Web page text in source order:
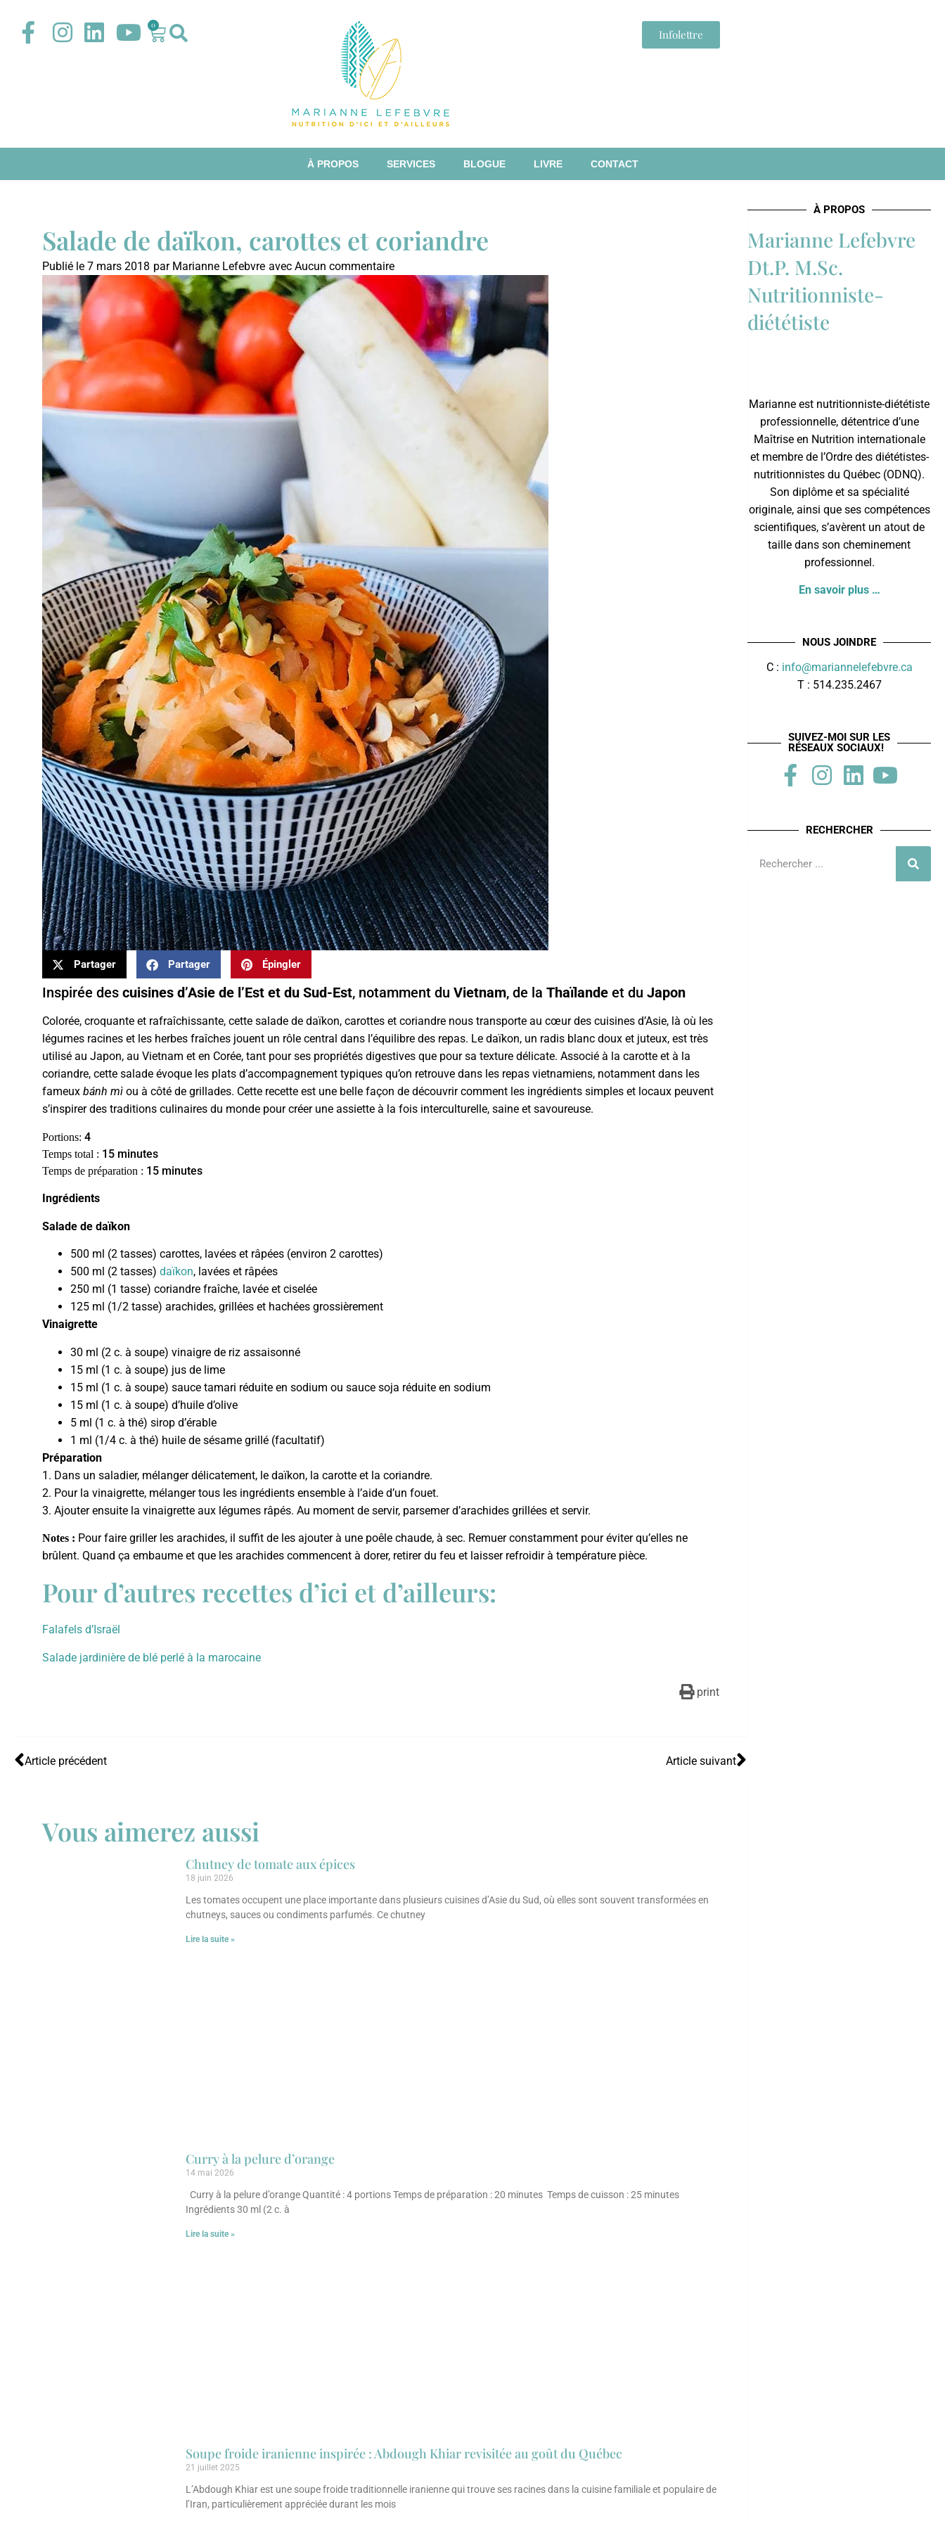
0
Infolettre
À PROPOS SERVICES BLOGUE LIVRE CONTACT
Salade de daïkon, carottes et coriandre
Publié le 7 mars 2018 par Marianne Lefebvre avec Aucun commentaire
Partager Partager Épingler
Inspirée des cuisines d’Asie de l’Est et du Sud-Est, notamment du Vietnam, de la Thaïlande et du Japon
Colorée, croquante et rafraîchissante, cette salade de daïkon, carottes et coriandre nous transporte au cœur des cuisines d’Asie, là où les
légumes racines et les herbes fraîches jouent un rôle central dans l’équilibre des repas. Le daïkon, un radis blanc doux et juteux, est très
utilisé au Japon, au Vietnam et en Corée, tant pour ses propriétés digestives que pour sa texture délicate. Associé à la carotte et à la
coriandre, cette salade évoque les plats d’accompagnement typiques qu’on retrouve dans les repas vietnamiens, notamment dans les
fameux bánh mì ou à côté de grillades. Cette recette est une belle façon de découvrir comment les ingrédients simples et locaux peuvent
s’inspirer des traditions culinaires du monde pour créer une assiette à la fois interculturelle, saine et savoureuse.
Portions: 4
Temps total : 15 minutes
Temps de préparation : 15 minutes
Ingrédients
Salade de daïkon
500 ml (2 tasses) carottes, lavées et râpées (environ 2 carottes)
500 ml (2 tasses) daïkon, lavées et râpées
250 ml (1 tasse) coriandre fraîche, lavée et ciselée
125 ml (1/2 tasse) arachides, grillées et hachées grossièrement
Vinaigrette
30 ml (2 c. à soupe) vinaigre de riz assaisonné
15 ml (1 c. à soupe) jus de lime
15 ml (1 c. à soupe) sauce tamari réduite en sodium ou sauce soja réduite en sodium
15 ml (1 c. à soupe) d’huile d’olive
5 ml (1 c. à thé) sirop d’érable
1 ml (1/4 c. à thé) huile de sésame grillé (facultatif)
Préparation
1. Dans un saladier, mélanger délicatement, le daïkon, la carotte et la coriandre.
2. Pour la vinaigrette, mélanger tous les ingrédients ensemble à l’aide d’un fouet.
3. Ajouter ensuite la vinaigrette aux légumes râpés. Au moment de servir, parsemer d’arachides grillées et servir.
Notes : Pour faire griller les arachides, il suffit de les ajouter à une poêle chaude, à sec. Remuer constamment pour éviter qu’elles ne
brûlent. Quand ça embaume et que les arachides commencent à dorer, retirer du feu et laisser refroidir à température pièce.
Pour d’autres recettes d’ici et d’ailleurs:
Falafels d’Israël
Salade jardinière de blé perlé à la marocaine
print
Article précédent Article suivant
Vous aimerez aussi
Chutney de tomate aux épices
18 juin 2026
Les tomates occupent une place importante dans plusieurs cuisines d’Asie du Sud, où elles sont souvent transformées en
chutneys, sauces ou condiments parfumés. Ce chutney
Lire la suite »
Curry à la pelure d’orange
14 mai 2026
Curry à la pelure d’orange Quantité : 4 portions Temps de préparation : 20 minutes Temps de cuisson : 25 minutes
Ingrédients 30 ml (2 c. à
Lire la suite »
Soupe froide iranienne inspirée : Abdough Khiar revisitée au goût du Québec
21 juillet 2025
L’Abdough Khiar est une soupe froide traditionnelle iranienne qui trouve ses racines dans la cuisine familiale et populaire de
l’Iran, particulièrement appréciée durant les mois
À PROPOS
Marianne Lefebvre
Dt.P. M.Sc.
Nutritionniste-
diététiste
Marianne est nutritionniste-diététiste
professionnelle, détentrice d’une
Maîtrise en Nutrition internationale
et membre de l’Ordre des diététistes-
nutritionnistes du Québec (ODNQ).
Son diplôme et sa spécialité
originale, ainsi que ses compétences
scientifiques, s’avèrent un atout de
taille dans son cheminement
professionnel.
En savoir plus …
NOUS JOINDRE
C : info@mariannelefebvre.ca
T : 514.235.2467
SUIVEZ-MOI SUR LES
RÉSEAUX SOCIAUX!
RECHERCHER